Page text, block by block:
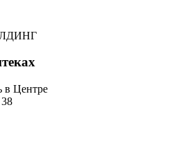
в Центре